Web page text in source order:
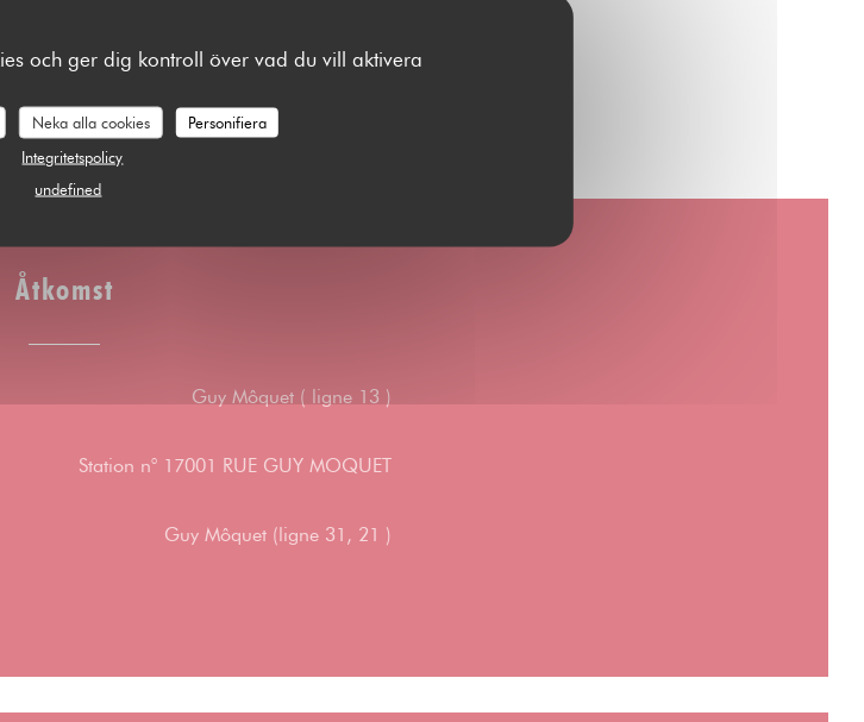
och ger dig kontroll över vad du vill aktivera
Neka alla cookies
Personifiera
Integritetspolicy
undefined
Åtkomst
Guy Môquet ( ligne 13 )
Station n° 17001 RUE GUY MOQUET
Guy Môquet (ligne 31, 21 )